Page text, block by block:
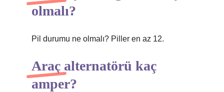
olmalı?
Pil durumu ne olmalı? Piller en az 12.
Araç alternatörü kaç
amper?